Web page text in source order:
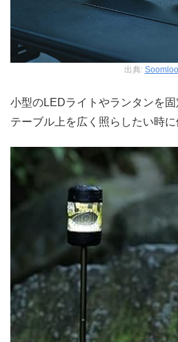
出典:
小型のLEDライトやランタンを
テーブル上を広く照らしたい時に